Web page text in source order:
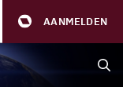
AANMELDEN